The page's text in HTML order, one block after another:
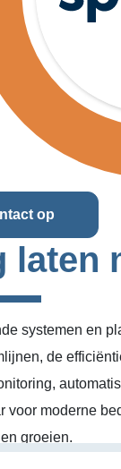
op
laten
systemen en
de
voor moderne
groeien.